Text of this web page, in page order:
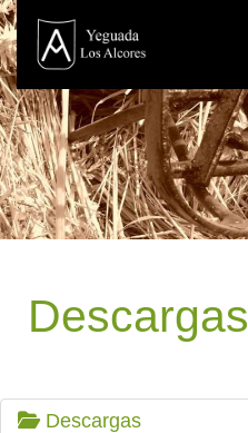
Descargas
Descargas